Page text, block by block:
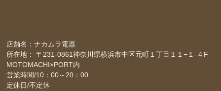
店舗名：ナカムラ電器
所在地： 〒231-0861神奈川県横浜市中区元町１丁目１１−１-４F
MOTOMACHI×PORT内
営業時間/10：00～20：00
定休日/不定休